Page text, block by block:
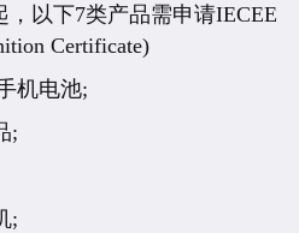
以下7类产品需申请IECEE
Certificate)
机电池;
;
;